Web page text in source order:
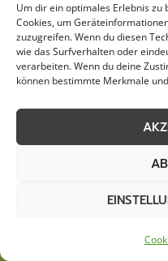
Um dir ein optimales Erlebnis zu
Cookies, um
zuzugreifen. Wenn du diesen
wie das Surfverhalten oder
verarbeiten. Wenn du deine
können bestimmte Merkmale
Cookie-